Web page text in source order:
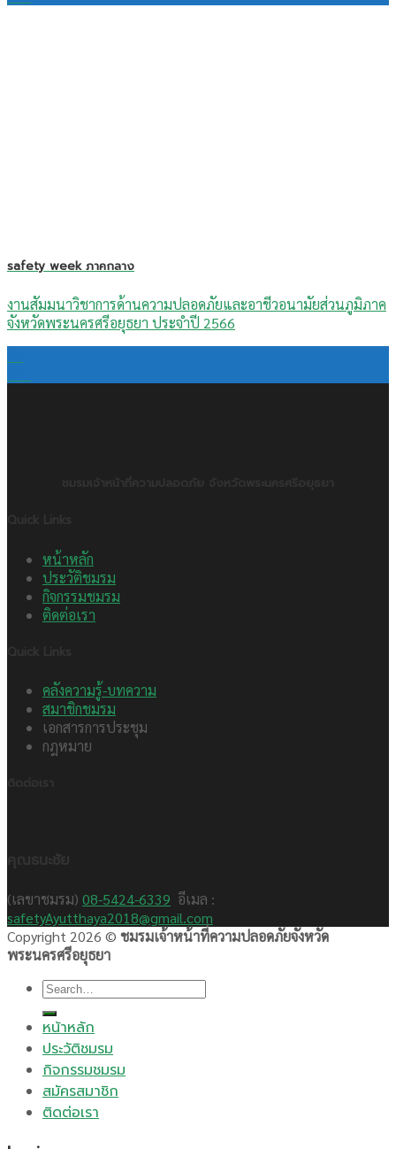
safety week ภาคกลาง
งานสัมมนาวิชาการด้านความปลอดภัยและอาชีวอนามัยส่วนภูมิภาค
จังหวัดพระนครศรีอยุธยา ประจำปี 2566
หน้าหลัก
ประวัติชมรม
กิจกรรมชมรม
ติดต่อเรา
คลังความรู้-บทความ
สมาชิกชมรม
เอกสารการประชุม
กฎหมาย
(เลขาชมรม) 08-5424-6339 อีเมล :
safetyAyutthaya2018@gmail.com
Copyright 2026 © ชมรมเจ้าหน้าที่ความปลอดภัยจังหวัด
พระนครศรีอยุธยา
Search
หน้าหลัก
ประวัติชมรม
กิจกรรมชมรม
สมัครสมาชิก
ติดต่อเรา